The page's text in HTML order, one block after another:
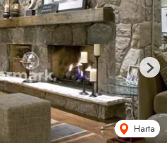
Harta
Next